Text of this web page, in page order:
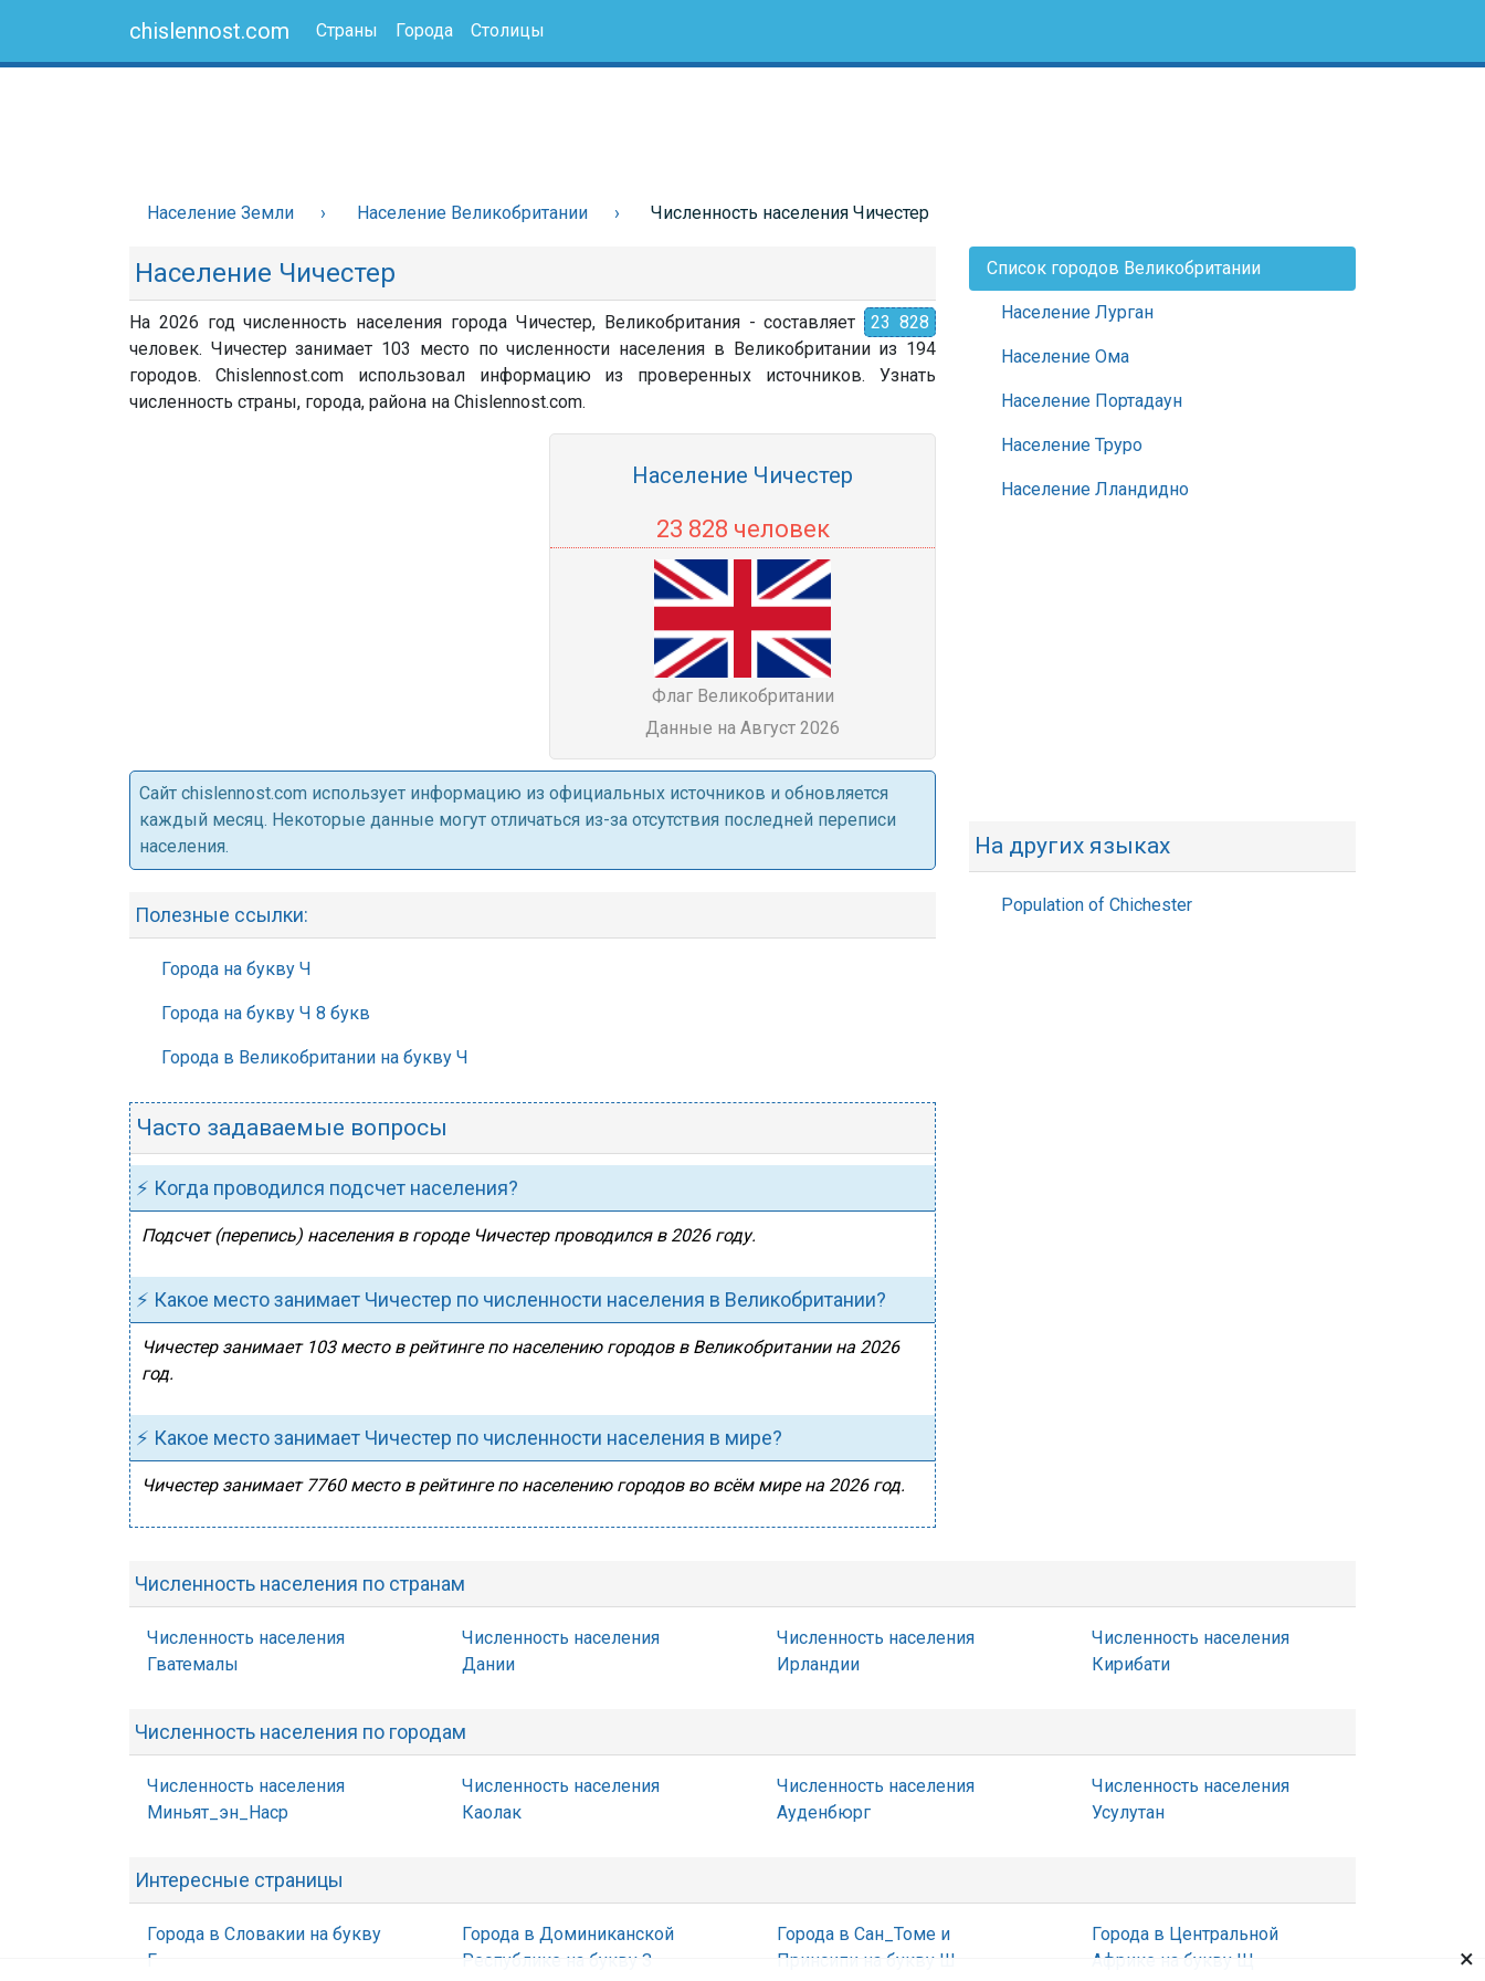
chislennost.com Страны Города Столицы
Население Земли Население Великобритании Численность населения Чичестер
Население Чичестер
На 2026 год численность населения города Чичестер, Великобритания - составляет 23 828
человек. Чичестер занимает 103 место по численности населения в Великобритании из 194
городов. Chislennost.com использовал информацию из проверенных источников. Узнать
численность страны, города, района на Chislennost.com.
Население Чичестер
23 828 человек
Флаг Великобритании
Данные на Август 2026
Cайт chislennost.com использует информацию из официальных источников и обновляется
каждый месяц. Некоторые данные могут отличаться из-за отсутствия последней переписи
населения.
Полезные ссылки:
Города на букву Ч
Города на букву Ч 8 букв
Города в Великобритании на букву Ч
Часто задаваемые вопросы
⚡ Когда проводился подсчет населения?
Подсчет (перепись) населения в городе Чичестер проводился в 2026 году.
⚡ Какое место занимает Чичестер по численности населения в Великобритании?
Чичестер занимает 103 место в рейтинге по населению городов в Великобритании на 2026
год.
⚡ Какое место занимает Чичестер по численности населения в мире?
Чичестер занимает 7760 место в рейтинге по населению городов во всём мире на 2026 год.
Список городов Великобритании
Население Лурган
Население Ома
Население Портадаун
Население Труро
Население Лландидно
На других языках
Population of Chichester
Численность населения по странам
Численность населения
Гватемалы
Численность населения
Дании
Численность населения
Ирландии
Численность населения
Кирибати
Численность населения по городам
Численность населения
Миньят_эн_Наср
Численность населения
Каолак
Численность населения
Ауденбюрг
Численность населения
Усулутан
Интересные страницы
Города в Словакии на букву
Г
Города в Доминиканской
Республике на букву З
Города в Сан_Томе и
Принсипи на букву Ш
Города в Центральной
Африке на букву Щ
×